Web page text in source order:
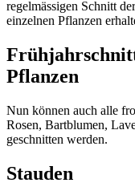
regelmässigen Schnitt
einzelnen Pflanzen
Pflanzen
Nun können auch alle
Rosen, Bartblumen,
geschnitten werden.
Stauden